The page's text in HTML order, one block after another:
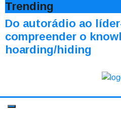
Trending
Do autorádio ao
compreender o
hoarding/hiding